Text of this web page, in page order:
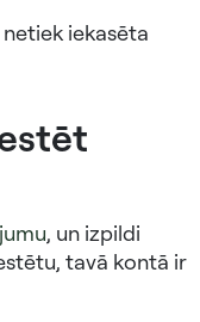
iekasēta
, un izpildi
tavā kontā ir